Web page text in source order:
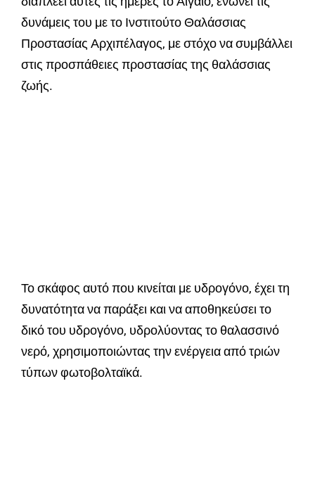
δυνάμεις του με το Ινστιτούτο Θαλάσσιας
Προστασίας Αρχιπέλαγος, με στόχο να συμβάλλει
στις προσπάθειες προστασίας της θαλάσσιας
ζωής.
Το σκάφος αυτό που κινείται με υδρογόνο, έχει τη
δυνατότητα να παράξει και να αποθηκεύσει το
δικό του υδρογόνο, υδρολύοντας το θαλασσινό
νερό, χρησιμοποιώντας την ενέργεια από τριών
τύπων φωτοβολταϊκά.